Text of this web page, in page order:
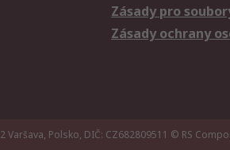
Zásady pro
Zásady ochrany
Varšava, Polsko, DIČ: CZ682809511 © RS